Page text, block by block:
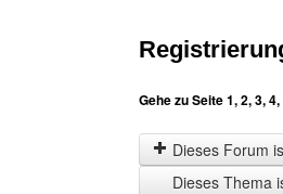
Gehe zu Seite1,2,3,4,
Dieses Forum
Dieses Thema